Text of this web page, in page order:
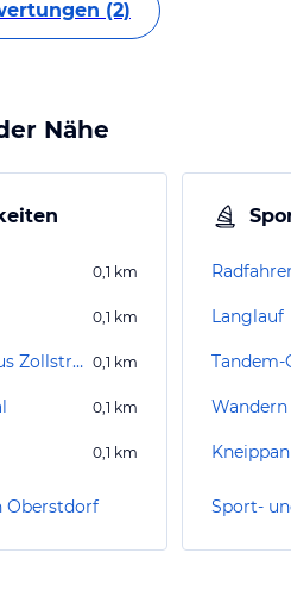
(2)
Nähe
0,1 km
0,1 km
Ehemaliges Bauernhaus Zollstraße 1 0,1 km
0,1 km
0,1 km
Oberstdorf
Langlauf